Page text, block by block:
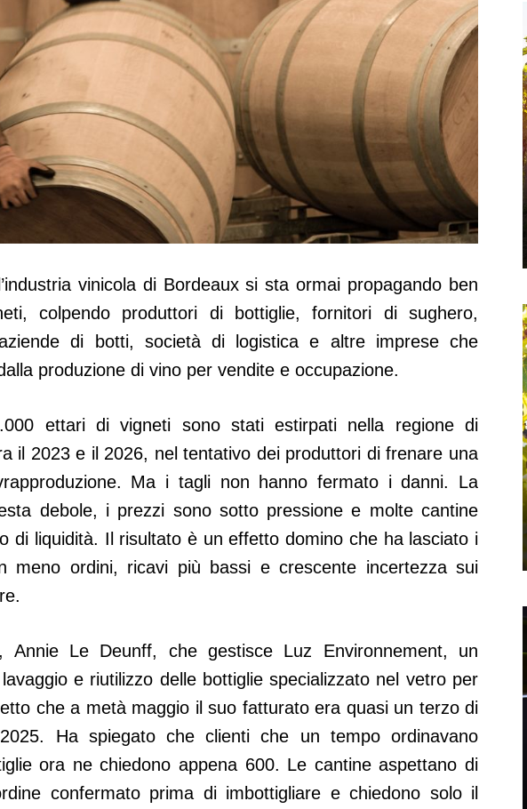
vinicola di Bordeaux si sta ormai propagando ben
colpendo produttori di bottiglie, fornitori di sughero,
di botti, società di logistica e altre imprese che
produzione di vino per vendite e occupazione.
ettari di vigneti sono stati estirpati nella regione di
il 2023 e il 2026, nel tentativo dei produttori di frenare una
Ma i tagli non hanno fermato i danni. La
debole, i prezzi sono sotto pressione e molte cantine
di liquidità. Il risultato è un effetto domino che ha lasciato i
meno ordini, ricavi più bassi e crescente incertezza sui
Annie Le Deunff, che gestisce Luz Environnement, un
e riutilizzo delle bottiglie specializzato nel vetro per
che a metà maggio il suo fatturato era quasi un terzo di
Ha spiegato che clienti che un tempo ordinavano
ora ne chiedono appena 600. Le cantine aspettano di
confermato prima di imbottigliare e chiedono solo il